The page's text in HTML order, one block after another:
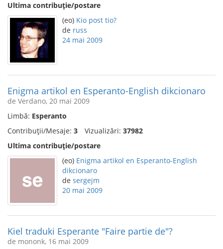
Ultima contribuție/postare
(eo) Kio post tio?
de russ
24 mai 2009
Enigma artikol en Esperanto-English dikcionaro
de Verdano, 20 mai 2009
Limbă: Esperanto
Contribuții/Mesaje: 3 Vizualizări: 37982
Ultima contribuție/postare
(eo) Enigma artikol en Esperanto-English
dikcionaro
de sergejm
20 mai 2009
Kiel traduki Esperante "Faire partie de"?
de mononk, 16 mai 2009